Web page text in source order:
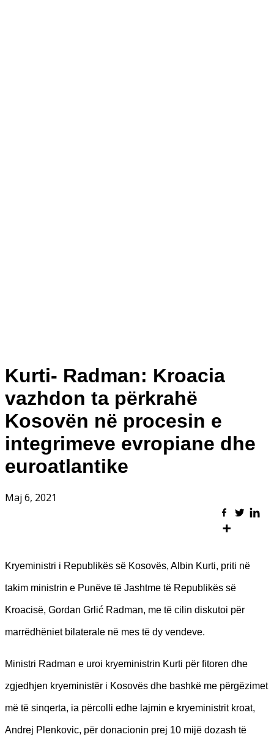
Kurti- Radman: Kroacia
vazhdon ta përkrahë
Kosovën në procesin e
integrimeve evropiane dhe
euroatlantike
Maj 6, 2021
Kryeministri i Republikës së Kosovës, Albin Kurti, priti në
takim ministrin e Punëve të Jashtme të Republikës së
Kroacisë, Gordan Grlić Radman, me të cilin diskutoi për
marrëdhëniet bilaterale në mes të dy vendeve.
Ministri Radman e uroi kryeministrin Kurti për fitoren dhe
zgjedhjen kryeministër i Kosovës dhe bashkë me përgëzimet
më të sinqerta, ia përcolli edhe lajmin e kryeministrit kroat,
Andrej Plenkovic, për donacionin prej 10 mijë dozash të